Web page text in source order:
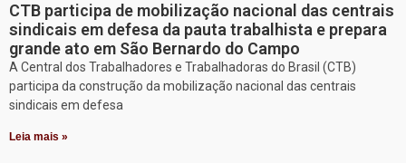
CTB participa de mobilização nacional das centrais
sindicais em defesa da pauta trabalhista e prepara
grande ato em São Bernardo do Campo
A Central dos Trabalhadores e Trabalhadoras do Brasil (CTB)
participa da construção da mobilização nacional das centrais
sindicais em defesa
Leia mais »